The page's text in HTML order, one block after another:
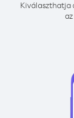
Kiválaszthatja